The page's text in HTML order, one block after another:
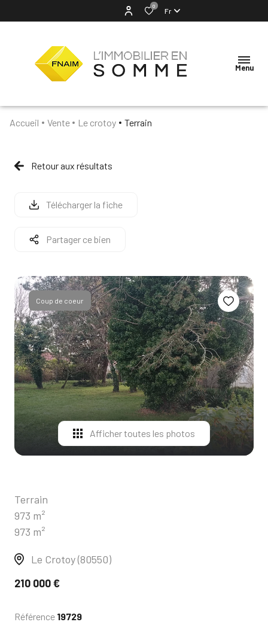
0
Fr
Menu
NOTRE
AGENCE
VENTES
ALERTE
E-MAIL
CONTACT
Accueil Vente Le crotoy Terrain
Retour aux résultats
Télécharger la fiche
Partager ce bien
Coup de coeur
Afficher toutes les photos
Terrain
973 m²
973 m²
Le Crotoy (80550)
210 000 €
Référence 19729